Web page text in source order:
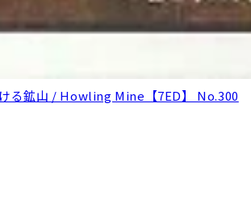
る鉱山 / Howling Mine【7ED】 No.300